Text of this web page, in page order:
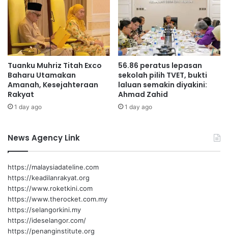
b
a
g
k
e
n
d
e
r
a
p
e
m
b
o
e
h
d
i
k
e
n
a
n
k
o
m
p
a
u
n
Tuanku Muhriz Titah Exco
Baharu Utamakan
Amanah, Kesejahteraan
Rakyat
1 day ago
56.86 peratus lepasan
sekolah pilih TVET, bukti
laluan semakin diyakini:
Ahmad Zahid
1 day ago
News Agency Link
https://malaysiadateline.com
https://keadilanrakyat.org
https://www.roketkini.com
https://www.therocket.com.my
https://selangorkini.my
https://ideselangor.com/
https://penanginstitute.org